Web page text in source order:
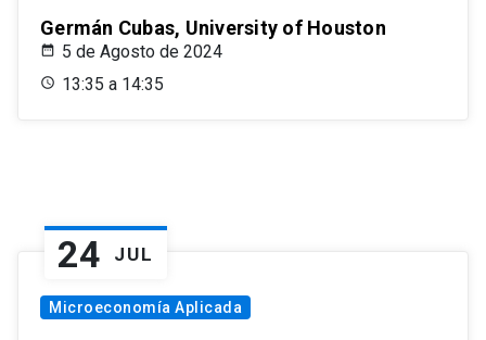
Germán Cubas, University of Houston
5 de Agosto de 2024
13:35 a 14:35
24 JUL
Microeconomía Aplicada